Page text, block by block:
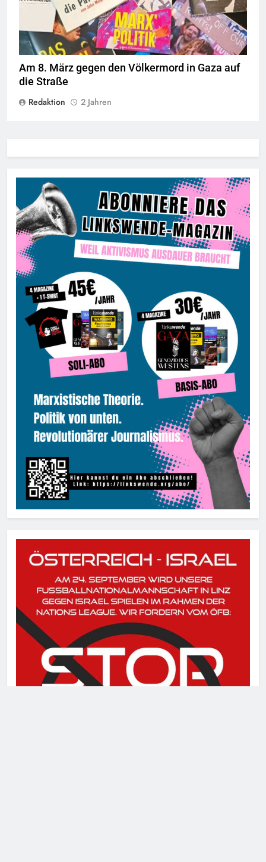
Am 8. März gegen den Völkermord in Gaza auf
die Straße
Redaktion
2 Jahren